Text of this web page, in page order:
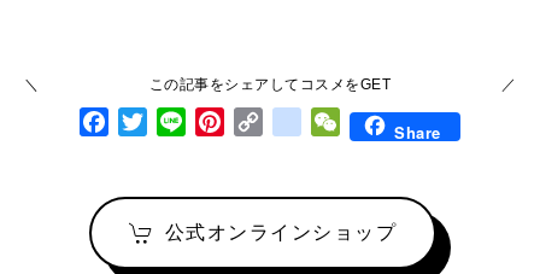
この記事をシェアしてコスメをGET
Facebook
TwitterLine PinterestCopy Linkgoogle_bookmarks
WeChatShare
公式オンラインショップ